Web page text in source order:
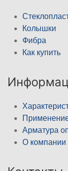
Колышки
Фибра
Как купить
Арматура
О компании